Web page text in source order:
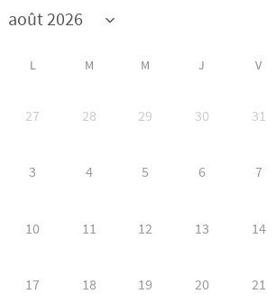
L M M J V
27 28 29 30 31
3 4 5 6 7
10 11 12 13 14
17 18 19 20 21